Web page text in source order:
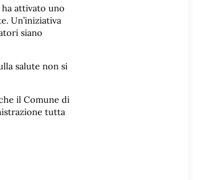
attivato uno
Un’iniziativa
siano
salute non si
il Comune di
tutta